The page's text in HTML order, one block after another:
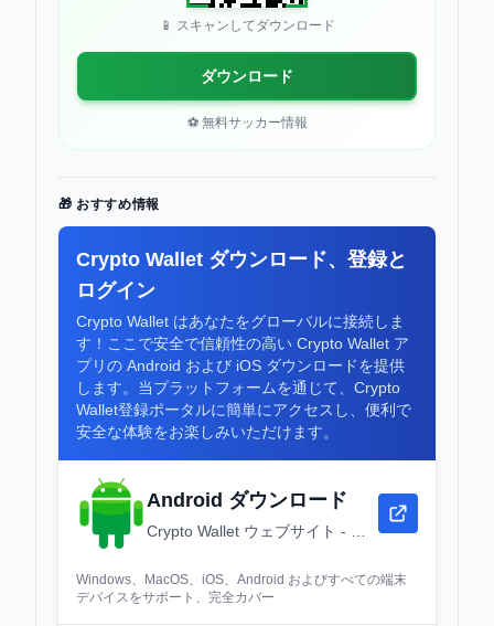
📱 スキャンしてダウンロード
ダウンロード
⚽ 無料サッカー情報
🎁 おすすめ情報
Crypto Wallet ダウンロード、登録と
ログイン
Crypto Wallet はあなたをグローバルに接続しま
す！ここで安全で信頼性の高い Crypto Wallet ア
プリの Android および iOS ダウンロードを提供
します。当プラットフォームを通じて、Crypto
Wallet登録ポータルに簡単にアクセスし、便利で
安全な体験をお楽しみいただけます。
Android ダウンロード
Windows、MacOS、iOS、Android およびすべての端末
デバイスをサポート、完全カバー